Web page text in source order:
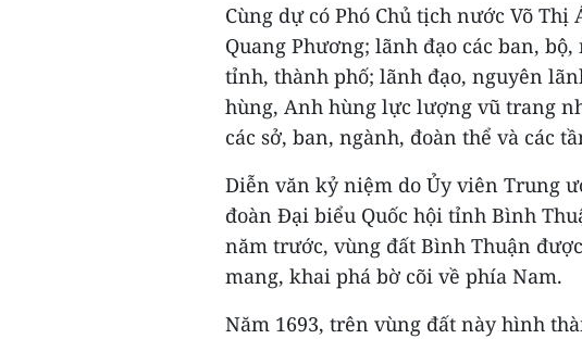
Cùng dự có Phó Chủ tịch nước Võ
Quang Phương; lãnh đạo các ban,
tỉnh, thành phố; lãnh đạo, nguyên
hùng, Anh hùng lực lượng vũ trang
các sở, ban, ngành, đoàn thể và các
Diễn văn kỷ niệm do Ủy viên Trung
đoàn Đại biểu Quốc hội tỉnh Bình
năm trước, vùng đất Bình Thuận
mang, khai phá bờ cõi về phía Nam.
Năm 1693, trên vùng đất này hình